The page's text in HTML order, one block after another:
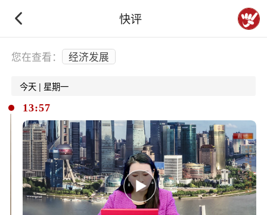
快评
下拉刷新
您在查看： 经济发展
今天 | 星期一
13:57